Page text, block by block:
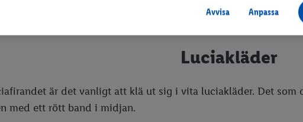
Luciakläder
är det vanligt att klä ut sig i vita luciakläder. Det som
med ett rött band i midjan.
Avvisa Anpassa